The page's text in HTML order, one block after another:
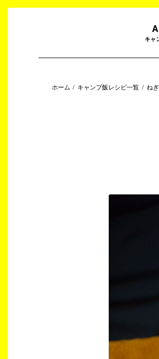
キャ
ホーム キャンプ飯レシピ一覧 ね